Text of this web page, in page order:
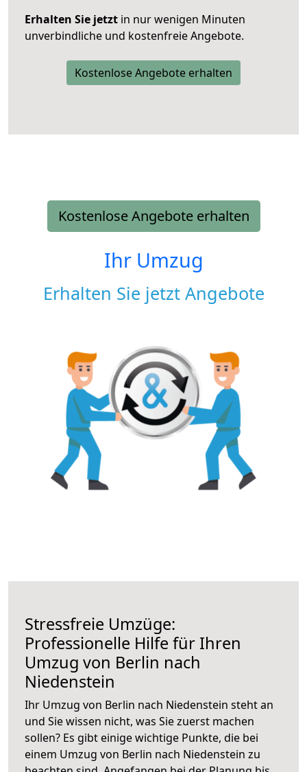
Erhalten Sie jetzt in nur wenigen Minuten
unverbindliche und kostenfreie Angebote.
Kostenlose Angebote erhalten
Kostenlose Angebote erhalten
Ihr Umzug
Erhalten Sie jetzt Angebote
Stressfreie Umzüge:
Professionelle Hilfe für Ihren
Umzug von Berlin nach
Niedenstein
Ihr Umzug von Berlin nach Niedenstein steht an
und Sie wissen nicht, was Sie zuerst machen
sollen? Es gibt einige wichtige Punkte, die bei
einem Umzug von Berlin nach Niedenstein zu